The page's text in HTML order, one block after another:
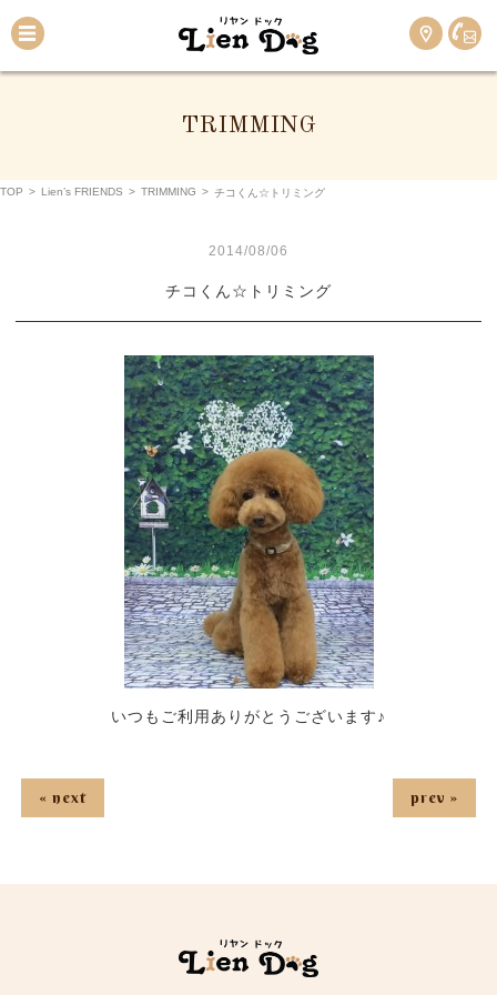
TRIMMING
TOP > Lien’s FRIENDS > TRIMMING > チコくん☆トリミング
2014/08/06
チコくん☆トリミング
いつもご利用ありがとうございます♪
« next prev »